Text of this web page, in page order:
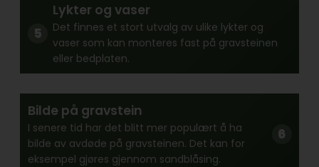
Lykter og vaser
Det finnes et stort utvalg av ulike lykter og
vaser som kan monteres fast på gravsteinen
eller bedplaten.
Bilde på gravstein
I senere tid har det blitt mer populært å ha
bilde av avdøde på gravsteinen. Det kan for
eksempel gjøres gjennom sandblåsing.